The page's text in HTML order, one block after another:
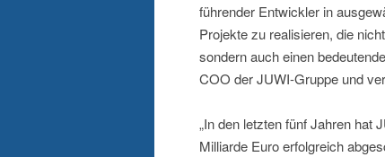
führender Entwickler in
Projekte zu realisieren, die
sondern auch einen
COO der JUWI-Gruppe und
„In den letzten fünf Jahren hat
Milliarde Euro erfolgreich